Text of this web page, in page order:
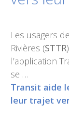
Les usagers
Rivières (STTR
l’application
se …
Transit aide
leur trajet